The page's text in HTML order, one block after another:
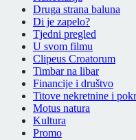
Druga strana baluna
Di je zapelo?
Tjedni pregled
U svom filmu
Clipeus Croatorum
Timbar na libar
Financije i društvo
Titove nekretnine i
Motus natura
Kultura
Promo